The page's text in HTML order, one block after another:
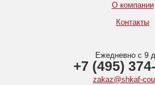
О компании
Контакты
Ежедневно с 9
+7 (495)
zakaz@shkaf-